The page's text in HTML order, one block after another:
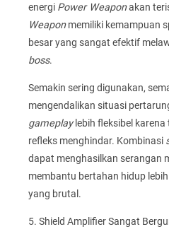
energi Power Weaponakan
Weaponmemiliki kemampuan
besar yang sangat efektif
boss.
Semakin sering digunakan,
mengendalikan situasi
gameplaylebih fleksibel
refleks menghindar. Kombinasi
dapat menghasilkan serangan
membantu bertahan hidup
yang brutal.
5. Shield Amplifier Sangat